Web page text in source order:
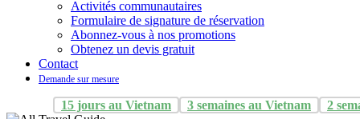
Activités communautaires
Formulaire de signature de réservation
Abonnez-vous à nos promotions
Obtenez un devis gratuit
Contact
Demande sur mesure
15 jours au Vietnam 3 semaines au Vietnam 2